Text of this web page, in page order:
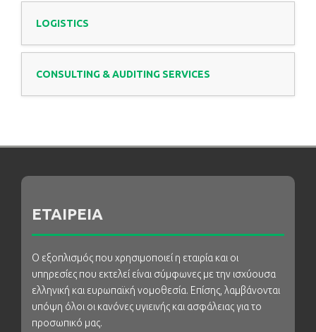
LOGISTICS
CONSULTING & AUDITING SERVICES
ΕΤΑΙΡΕΙΑ
Ο εξοπλισμός που χρησιμοποιεί η εταιρία και οι
υπηρεσίες που εκτελεί είναι σύμφωνες με την ισχύουσα
ελληνική και ευρωπαϊκή νομοθεσία. Επίσης, λαμβάνονται
υπόψη όλοι οι κανόνες υγιεινής και ασφάλειας για το
προσωπικό μας.